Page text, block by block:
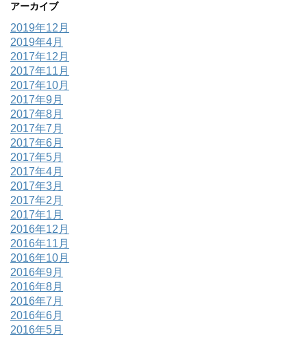
アーカイブ
2019年12月
2019年4月
2017年12月
2017年11月
2017年10月
2017年9月
2017年8月
2017年7月
2017年6月
2017年5月
2017年4月
2017年3月
2017年2月
2017年1月
2016年12月
2016年11月
2016年10月
2016年9月
2016年8月
2016年7月
2016年6月
2016年5月